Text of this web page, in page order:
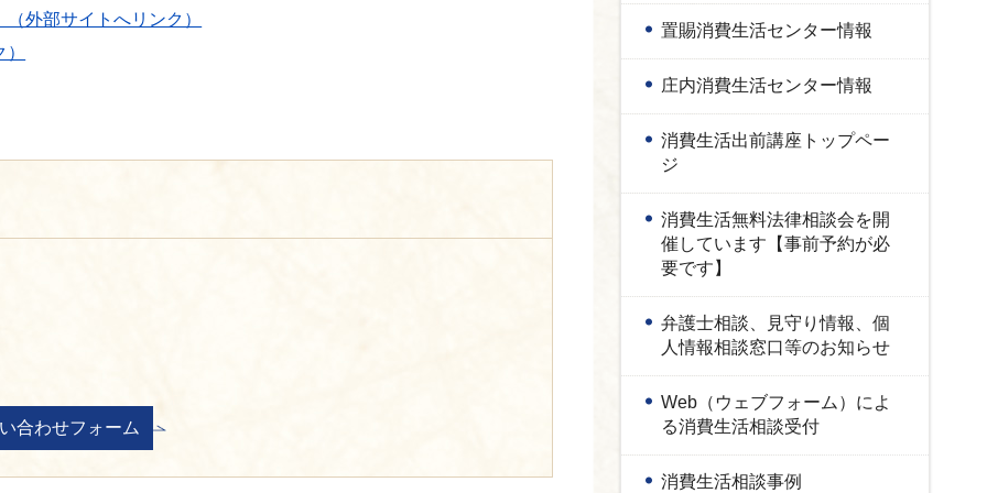
外部サイトへリンク）
置賜消費生活センター情報
庄内消費生活センター情報
消費生活出前講座トップペー
ジ
消費生活無料法律相談会を開
催しています【事前予約が必
要です】
弁護士相談、見守り情報、個
人情報相談窓口等のお知らせ
Web（ウェブフォーム）によ
る消費生活相談受付
消費生活相談事例